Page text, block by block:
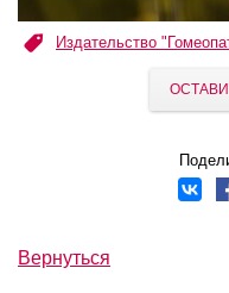
Издательство
Вернуться